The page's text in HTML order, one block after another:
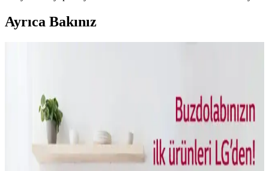
Ayrıca Bakınız
Teknolojiyle arası iyi olmayanlar için basit, kullanımı kolay ve
günlük yaşamı kolaylaştıran teknolojik hediye seçenekleri
sunuluyor. Powerbank, Bluetooth hoparlör ve dijital fotoğraf
çerçevesi gibi ürünler ön planda.
Holografik 3D Baskı Teknolojisi ile Saniyeler İçinde
Hızlı Nesne Üretimi ve Uygulama Alanları